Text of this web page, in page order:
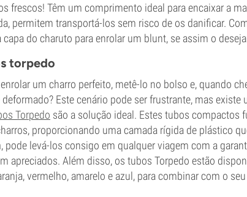
frescos! Têm um comprimento ideal para encaixar a
permitem transportá-los sem risco de os danificar.
capa do charuto para enrolar um blunt, se assim o
torpedo
um charro perfeito, metê-lo no bolso e, quando
Este cenário pode ser frustrante, mas existe
Torpedo são a solução ideal. Estes tubos compactos
proporcionando uma camada rígida de plástico
pode levá-los consigo em qualquer viagem com a
apreciados. Além disso, os tubos Torpedo estão
vermelho, amarelo e azul, para combinar com o